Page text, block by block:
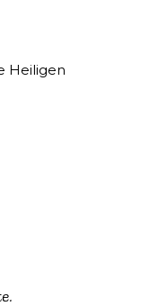
Heiligen